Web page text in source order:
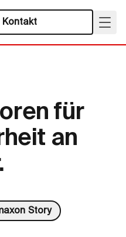
Kontakt
für
an
Story